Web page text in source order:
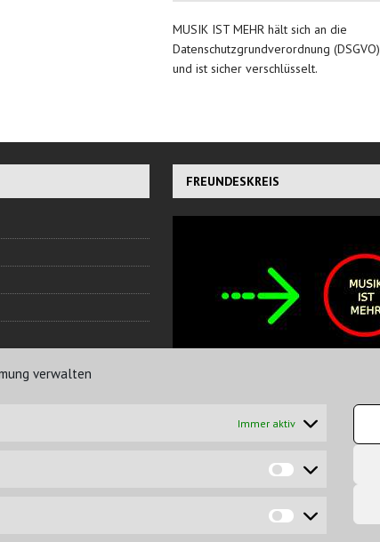
verwalten
Immer aktiv
MUSIK IST MEHR hält sich an die
Datenschutzgrundverordnung (DSGVO)
und ist sicher verschlüsselt.
FREUNDESKREIS
HAFTUNGSAUSSCHLUSS DATENSCHUTZ